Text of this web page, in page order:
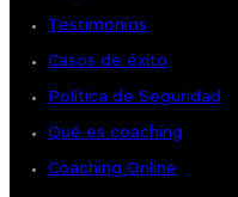
Testimonios
Casos de éxito
Política de Seguridad
Qué es coaching
Coaching Online